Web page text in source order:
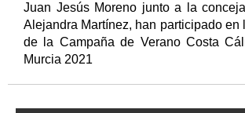
Juan Jesús Moreno junto a la
Alejandra Martínez, han participado en
de la Campaña de Verano Costa
Murcia 2021